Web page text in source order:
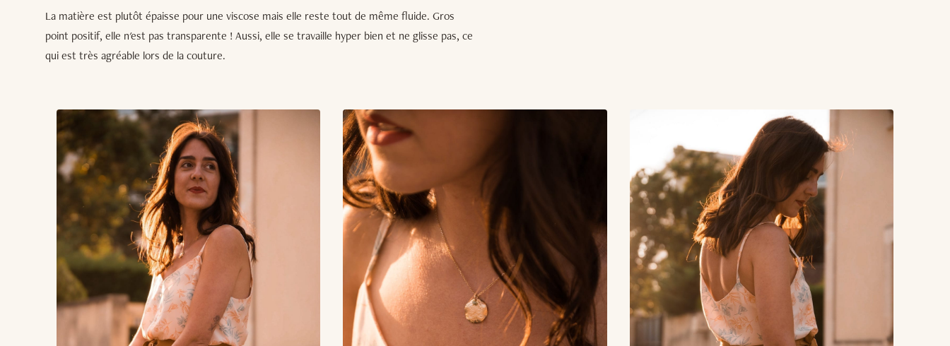
La matière est plutôt épaisse pour une viscose mais elle reste tout de même fluide. Gros
point positif, elle n'est pas transparente ! Aussi, elle se travaille hyper bien et ne glisse pas, ce
qui est très agréable lors de la couture.